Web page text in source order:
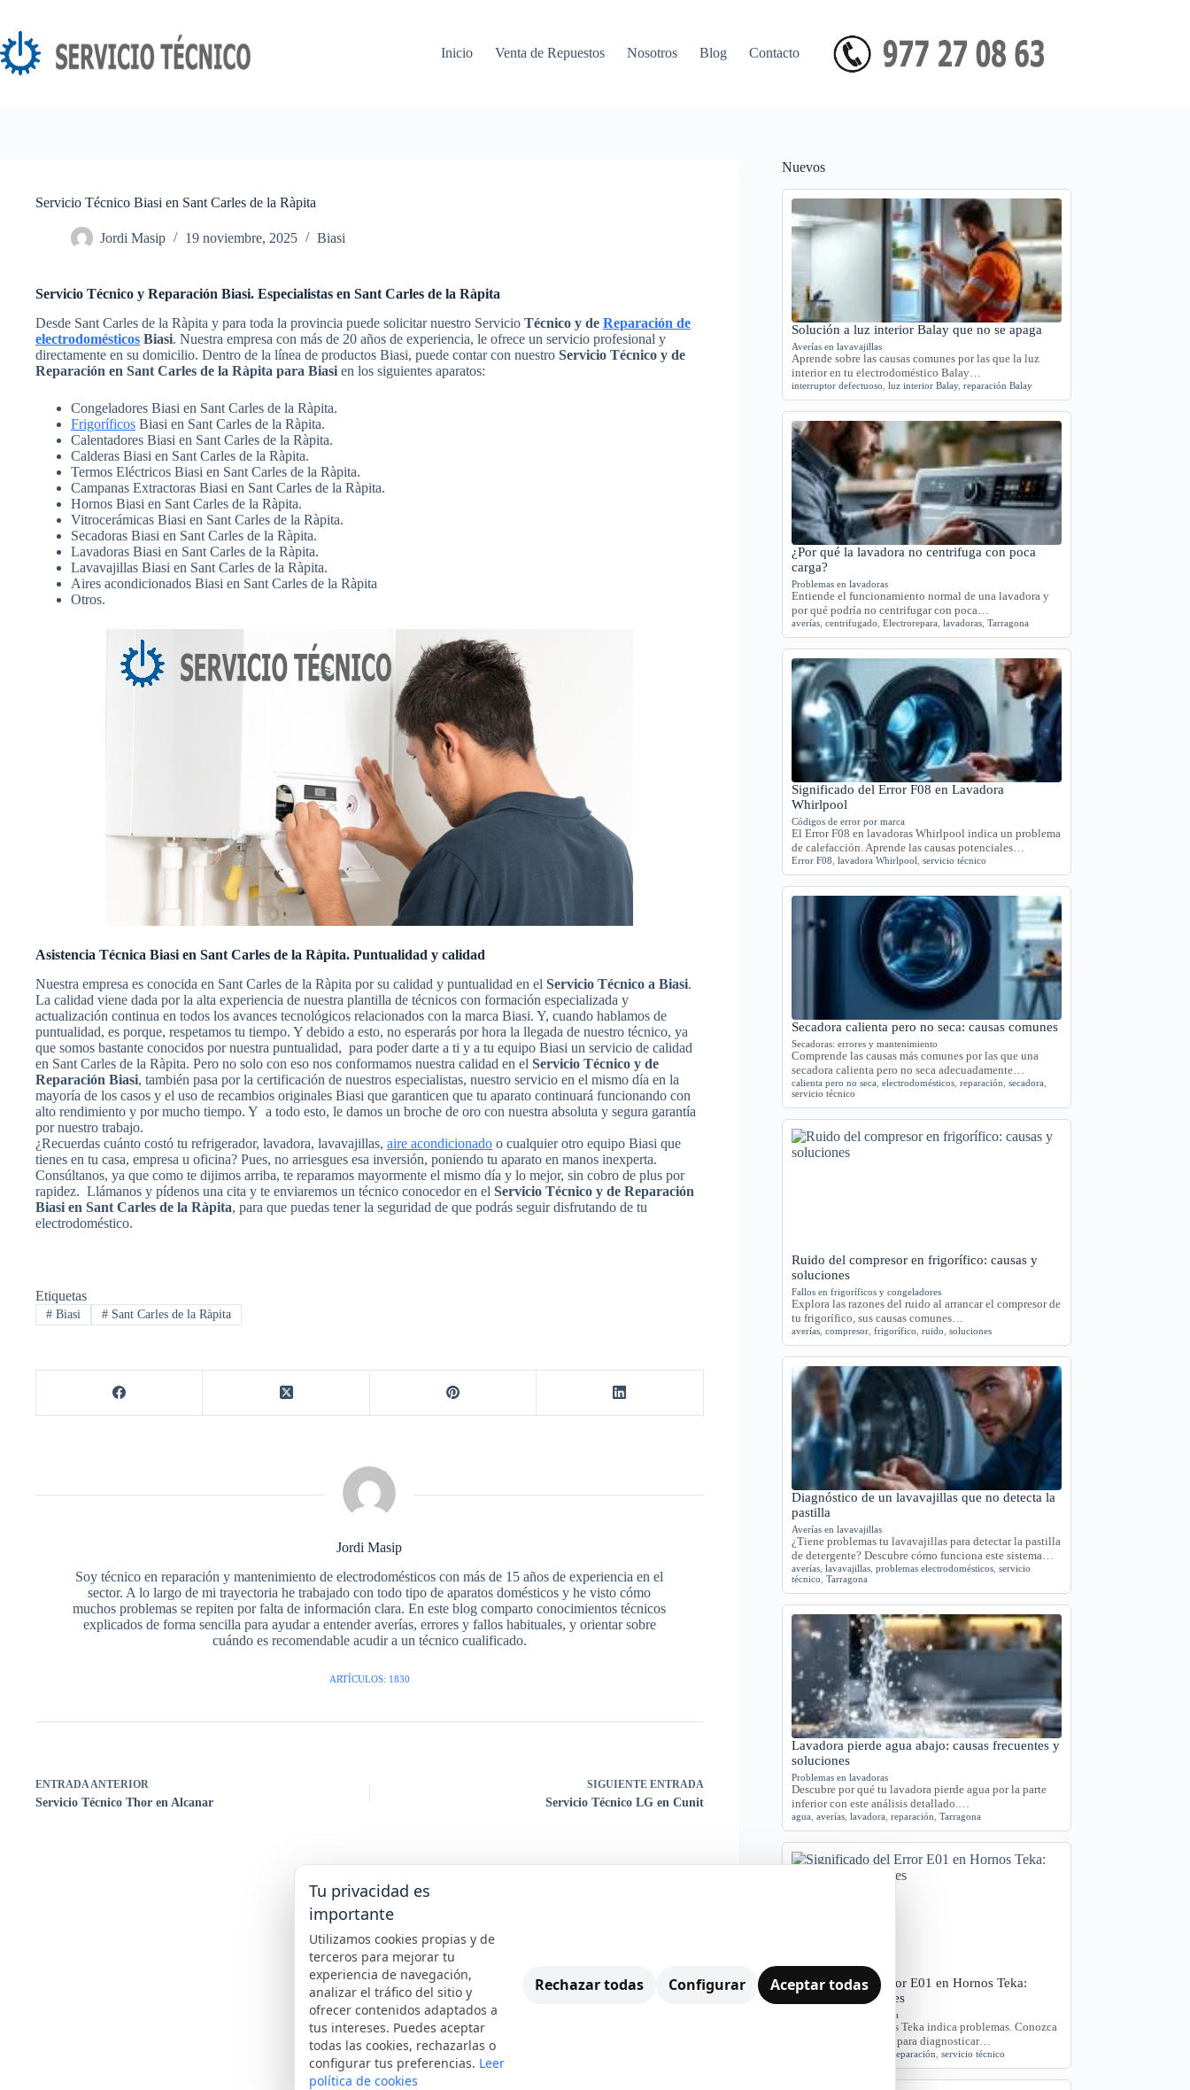
contenido
Inicio
Venta de Repuestos Nosotros Blog Contacto
Servicio Técnico Biasi en Sant Carles de la Ràpita
Jordi Masip 19 noviembre, 2025 Biasi
Servicio Técnico y Reparación Biasi. Especialistas en Sant Carles de la Ràpita
Desde Sant Carles de la Ràpita y para toda la provincia puede solicitar nuestro Servicio Técnico y de Reparación de
electrodomésticos Biasi. Nuestra empresa con más de 20 años de experiencia, le ofrece un servicio profesional y
directamente en su domicilio. Dentro de la línea de productos Biasi, puede contar con nuestro Servicio Técnico y de
Reparación en Sant Carles de la Ràpita para Biasi en los siguientes aparatos:
Congeladores Biasi en Sant Carles de la Ràpita.
Frigoríficos Biasi en Sant Carles de la Ràpita.
Calentadores Biasi en Sant Carles de la Ràpita.
Calderas Biasi en Sant Carles de la Ràpita.
Termos Eléctricos Biasi en Sant Carles de la Ràpita.
Campanas Extractoras Biasi en Sant Carles de la Ràpita.
Hornos Biasi en Sant Carles de la Ràpita.
Vitrocerámicas Biasi en Sant Carles de la Ràpita.
Secadoras Biasi en Sant Carles de la Ràpita.
Lavadoras Biasi en Sant Carles de la Ràpita.
Lavavajillas Biasi en Sant Carles de la Ràpita.
Aires acondicionados Biasi en Sant Carles de la Ràpita
Otros.
Asistencia Técnica Biasi en Sant Carles de la Ràpita. Puntualidad y calidad
Nuestra empresa es conocida en Sant Carles de la Ràpita por su calidad y puntualidad en el Servicio Técnico a Biasi.
La calidad viene dada por la alta experiencia de nuestra plantilla de técnicos con formación especializada y
actualización continua en todos los avances tecnológicos relacionados con la marca Biasi. Y, cuando hablamos de
puntualidad, es porque, respetamos tu tiempo. Y debido a esto, no esperarás por hora la llegada de nuestro técnico, ya
que somos bastante conocidos por nuestra puntualidad, para poder darte a ti y a tu equipo Biasi un servicio de calidad
en Sant Carles de la Ràpita. Pero no solo con eso nos conformamos nuestra calidad en el Servicio Técnico y de
Reparación Biasi, también pasa por la certificación de nuestros especialistas, nuestro servicio en el mismo día en la
mayoría de los casos y el uso de recambios originales Biasi que garanticen que tu aparato continuará funcionando con
alto rendimiento y por mucho tiempo. Y a todo esto, le damos un broche de oro con nuestra absoluta y segura garantía
por nuestro trabajo.
¿Recuerdas cuánto costó tu refrigerador, lavadora, lavavajillas, aire acondicionado o cualquier otro equipo Biasi que
tienes en tu casa, empresa u oficina? Pues, no arriesgues esa inversión, poniendo tu aparato en manos inexperta.
Consúltanos, ya que como te dijimos arriba, te reparamos mayormente el mismo día y lo mejor, sin cobro de plus por
rapidez. Llámanos y pídenos una cita y te enviaremos un técnico conocedor en el Servicio Técnico y de Reparación
Biasi en Sant Carles de la Ràpita, para que puedas tener la seguridad de que podrás seguir disfrutando de tu
electrodoméstico.
Etiquetas
#Biasi #Sant Carles de la Ràpita
Jordi Masip
Soy técnico en reparación y mantenimiento de electrodomésticos con más de 15 años de experiencia en el
sector. A lo largo de mi trayectoria he trabajado con todo tipo de aparatos domésticos y he visto cómo
muchos problemas se repiten por falta de información clara. En este blog comparto conocimientos técnicos
explicados de forma sencilla para ayudar a entender averías, errores y fallos habituales, y orientar sobre
cuándo es recomendable acudir a un técnico cualificado.
ARTÍCULOS: 1830
ENTRADA ANTERIOR
Servicio Técnico Thor en Alcanar
SIGUIENTE ENTRADA
Servicio Técnico LG en Cunit
Nuevos
Solución a luz interior Balay que no se apaga
Averías en lavavajillas
Aprende sobre las causas comunes por las que la luz
interior en tu electrodoméstico Balay…
interruptor defectuoso ,luz interior Balay,reparación Balay
¿Por qué la lavadora no centrifuga con poca
carga?
Problemas en lavadoras
Entiende el funcionamiento normal de una lavadora y
por qué podría no centrifugar con poca…
averías ,centrifugado ,Electrorepara ,lavadoras ,Tarragona
Significado del Error F08 en Lavadora
Whirlpool
Códigos de error por marca
El Error F08 en lavadoras Whirlpool indica un problema
de calefacción. Aprende las causas potenciales…
Error F08 ,lavadora Whirlpool ,servicio técnico
Secadora calienta pero no seca: causas comunes
Secadoras: errores y mantenimiento
Comprende las causas más comunes por las que una
secadora calienta pero no seca adecuadamente…
calienta pero no seca ,electrodomésticos ,reparación ,secadora
servicio técnico
Ruido del compresor en frigorífico: causas y
soluciones
Fallos en frigoríficos y congeladores
Explora las razones del ruido al arrancar el compresor de
tu frigorífico, sus causas comunes…
averías ,compresor ,frigorífico ,ruido ,soluciones
Diagnóstico de un lavavajillas que no detecta la
pastilla
Averías en lavavajillas
¿Tiene problemas tu lavavajillas para detectar la pastilla
de detergente? Descubre cómo funciona este sistema…
averías ,lavavajillas ,problemas electrodomésticos ,servicio
técnico ,Tarragona
Lavadora pierde agua abajo: causas frecuentes y
soluciones
Problemas en lavadoras
Descubre por qué tu lavadora pierde agua por la parte
inferior con este análisis detallado.…
agua ,averías ,lavadora ,reparación ,Tarragona
Significado del Error E01 en Hornos Teka:
Causas y Soluciones
Hornos y placas de cocina
El error E01 en hornos Teka indica problemas. Conozca
sus causas y síntomas para diagnosticar…
reparación ,servicio técnico
Tu privacidad es
importante
Utilizamos cookies propias y de
terceros para mejorar tu
experiencia de navegación,
analizar el tráfico del sitio y
ofrecer contenidos adaptados a
tus intereses. Puedes aceptar
todas las cookies, rechazarlas o
configurar tus preferencias. Leer
política de cookies
Rechazar todas Configurar Aceptar todas